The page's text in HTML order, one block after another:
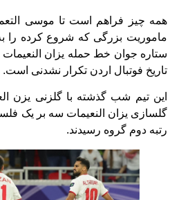
همه چیز فراهم است تا موسی
ماموریت بزرگی که شروع کرده را به
ستاره جوان خط حمله یزان النعیمات
تاریخ فوتبال اردن تکرار نشدنی است.
این تیم شب گذشته با گلزنی یزن
گلسازی یزان النعیمات سه بر یک
رتبه دوم گروه رسیدند.